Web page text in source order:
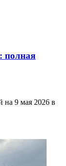
полная
9 мая 2026 в